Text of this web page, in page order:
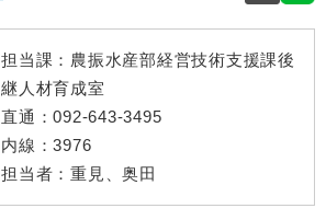
担当課： 農振水産部経営技術支援課後
継人材育成室
直通：092-643-3495
内線：3976
担当者： 重見、奥田